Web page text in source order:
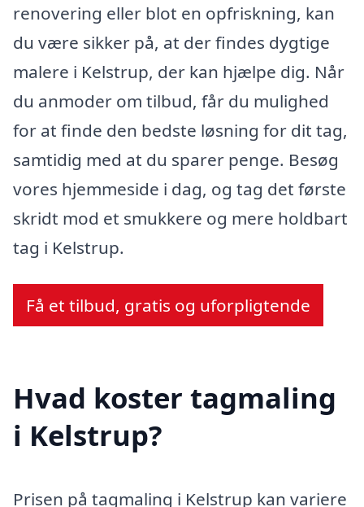
renovering eller blot en opfriskning, kan
du være sikker på, at der findes dygtige
malere i Kelstrup, der kan hjælpe dig. Når
du anmoder om tilbud, får du mulighed
for at finde den bedste løsning for dit tag,
samtidig med at du sparer penge. Besøg
vores hjemmeside i dag, og tag det første
skridt mod et smukkere og mere holdbart
tag i Kelstrup.
Få et tilbud, gratis og uforpligtende
Hvad koster tagmaling
i Kelstrup?
Prisen på tagmaling i Kelstrup kan variere